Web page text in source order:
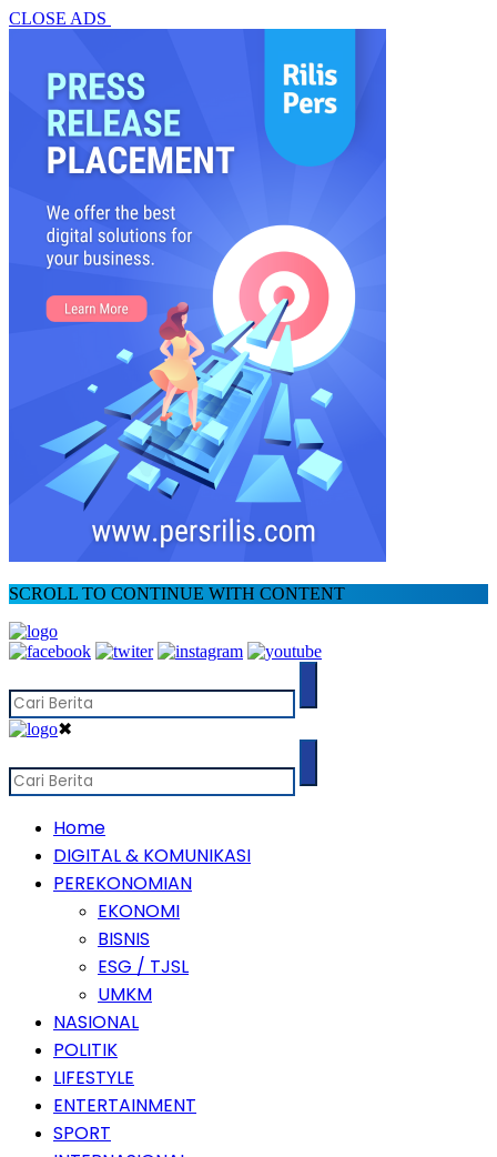
CLOSE ADS
SCROLL TO CONTINUE WITH CONTENT
✖
Home
DIGITAL & KOMUNIKASI
PEREKONOMIAN
EKONOMI
BISNIS
ESG / TJSL
UMKM
NASIONAL
POLITIK
LIFESTYLE
ENTERTAINMENT
SPORT